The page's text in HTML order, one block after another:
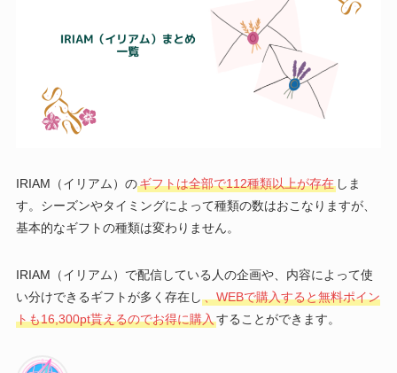
IRIAM（イリアム）のギフトは全部で112種類以上が存在しま
す。シーズンやタイミングによって種類の数はおこなりますが、
基本的なギフトの種類は変わりません。
IRIAM（イリアム）で配信している人の企画や、内容によって使
い分けできるギフトが多く存在し 、WEBで購入すると無料ポイン
トも16,300pt貰えるのでお得に購入することができます。